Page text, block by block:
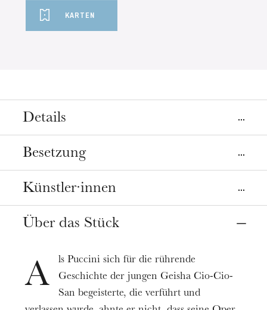
KARTEN
Details
Orte
Mulhouse
La Filature
Straßburg
18Juni 06Juli 2021
Preis
6 - 90 €
Spieldauer
2h40
Besetzung
Direction musicale
Giuliano Carella
Mise en scène
Assistante à la mise en scène
Olga Poliakova
Décors et costumes
Künstler·innen
Cio-Cio-San (Madama Butterfly)
B. F. Pinkerton
Leonardo Capalbo
Suzuki
Über das Stück
A
ls Puccini sich für die rührende
Geschichte der jungen Geisha Cio-Cio-
San begeisterte, die verführt und